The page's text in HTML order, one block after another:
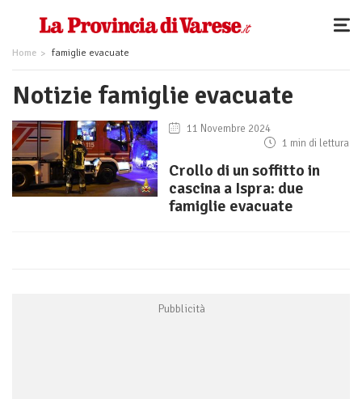
Home famiglie evacuate
Notizie famiglie evacuate
11 Novembre 2024
1 min di lettura
Crollo di un soffitto in
cascina a Ispra: due
famiglie evacuate